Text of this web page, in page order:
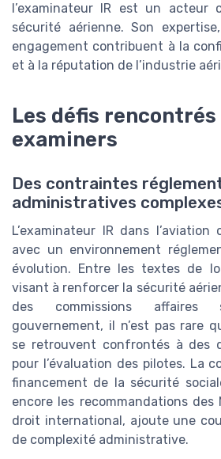
l’examinateur IR est un acteur
sécurité aérienne. Son
engagement contribuent à la
et à la réputation de l’industrie
Les défis
examiners
Des contraintes
administratives
L’examinateur IR dans
avec un environnement
évolution. Entre les textes de
visant à renforcer la sécurité
des commissions
gouvernement, il n’est pas rare
se retrouvent confrontés à des
pour l’évaluation des pilotes. La
financement de la sécurité
encore les recommandations des
droit international, ajoute une
de complexité administrative.